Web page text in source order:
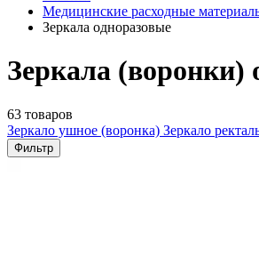
Медицинские расходные
Зеркала одноразовые
Зеркала (воронки)
63 товаров
Зеркало ушное (воронка) Зеркало
Фильтр